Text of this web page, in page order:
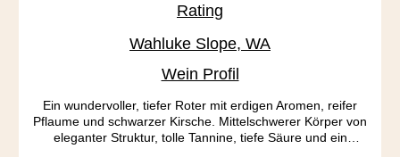
Rating
Wahluke Slope, WA
Wein Profil
Ein wundervoller, tiefer Roter mit erdigen Aromen, reifer
Pflaume und schwarzer Kirsche. Mittelschwerer Körper von
eleganter Struktur, tolle Tannine, tiefe Säure und ein